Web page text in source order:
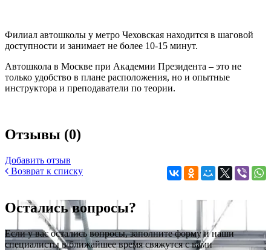
Филиал автошколы у метро Чеховская находится в шаговой
доступности и занимает не более 10-15 минут.
Автошкола в Москве при Академии Президента – это не
только удобство в плане расположения, но и опытные
инструктора и преподаватели по теории.
Отзывы (0)
Добавить отзыв
Возврат к списку
Остались вопросы?
Если у вас остались вопросы, заполните форму и наши
специалисты в ближайшее время свяжутся с вами